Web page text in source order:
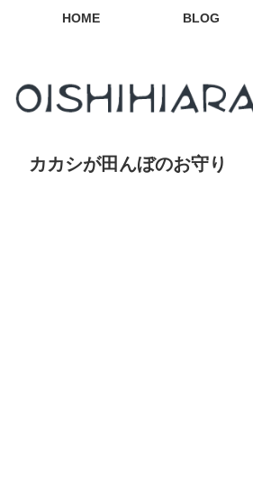
HOME BLOG
カカシが田んぼのお守り